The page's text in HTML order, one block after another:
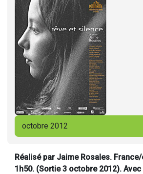
octobre 2012
Réalisé par Jaime Rosales.
1h50. (Sortie 3 octobre 2012). Avec